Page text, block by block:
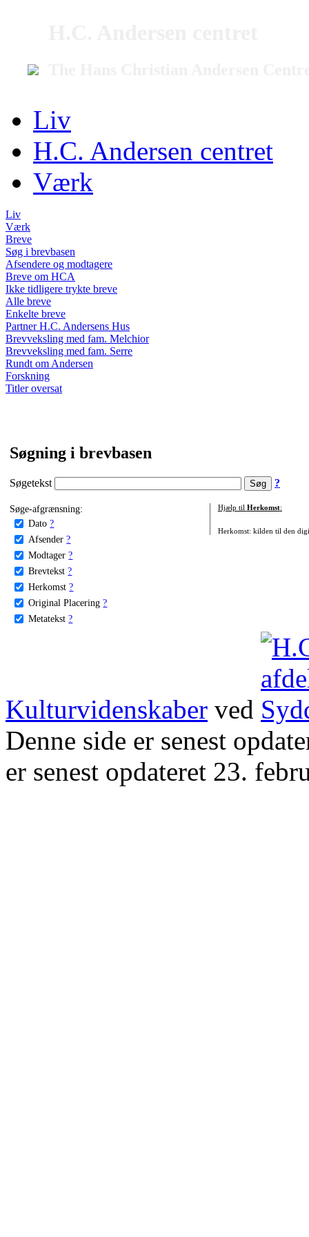
Liv
H.C. Andersen centret
Værk
Liv
Værk
Breve
Søg i brevbasen
Afsendere og modtagere
Breve om HCA
Ikke tidligere trykte breve
Alle breve
Enkelte breve
Partner H.C. Andersens Hus
Brevveksling med fam. Melchior
Brevveksling med fam. Serre
Rundt om Andersen
Forskning
Titler oversat
Søgning i brevbasen
Søgetekst ?
Søge-afgrænsning:
Dato ?
Afsender ?
Modtager ?
Brevtekst ?
Herkomst ?
Original Placering ?
Metatekst ?
Hjælp til Herkomst:
Herkomst: kilden til den
Kulturvidenskaber ved
Denne side er senest
er senest opdateret 23.